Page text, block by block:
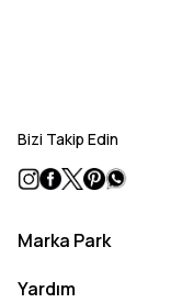
Bizi Takip Edin
Marka Park
Yardım